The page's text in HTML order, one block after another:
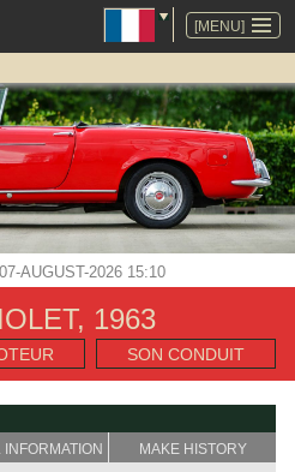
[MENU]
AUGUST-2026 15:10
1963
SON CONDUIT
INFORMATION MAKE HISTORY